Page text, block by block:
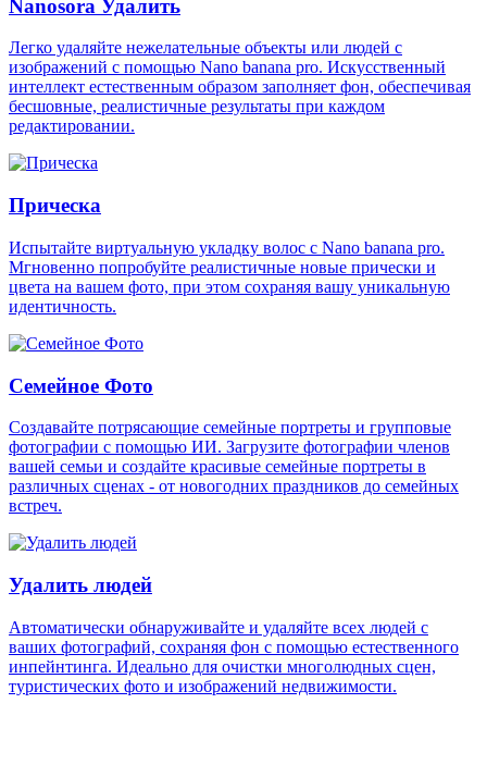
Nanosora Удалить
Легко удаляйте нежелательные объекты или людей с
изображений с помощью Nano banana pro. Искусственный
интеллект естественным образом заполняет фон, обеспечивая
бесшовные, реалистичные результаты при каждом
редактировании.
Прическа
Испытайте виртуальную укладку волос с Nano banana pro.
Мгновенно попробуйте реалистичные новые прически и
цвета на вашем фото, при этом сохраняя вашу уникальную
идентичность.
Семейное Фото
Создавайте потрясающие семейные портреты и групповые
фотографии с помощью ИИ. Загрузите фотографии членов
вашей семьи и создайте красивые семейные портреты в
различных сценах - от новогодних праздников до семейных
встреч.
Удалить людей
Автоматически обнаруживайте и удаляйте всех людей с
ваших фотографий, сохраняя фон с помощью естественного
инпейнтинга. Идеально для очистки многолюдных сцен,
туристических фото и изображений недвижимости.